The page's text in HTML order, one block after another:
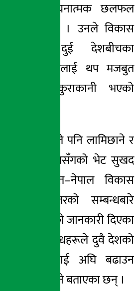
विषयमा रचनात्मक छलफल
बताएका छन् । उनले विकास
तथा दुई देशबीचका
सम्बन्धलाई थप मजबुत
विषयमा कुराकानी भएको
जयशंकरले पनि लामिछाने र
प्रतिनिधिमण्डलसँगको भेट सुखद
बताउँदै भारत–नेपाल विकास
र जनस्तरको सम्बन्धबारे
छलफल भएको जानकारी दिएका
उनले यी सम्बन्धहरूले दुवै देशको
र समृद्धिलाई अघि बढाउन
भूमिका खेल्ने बताएका छन् ।